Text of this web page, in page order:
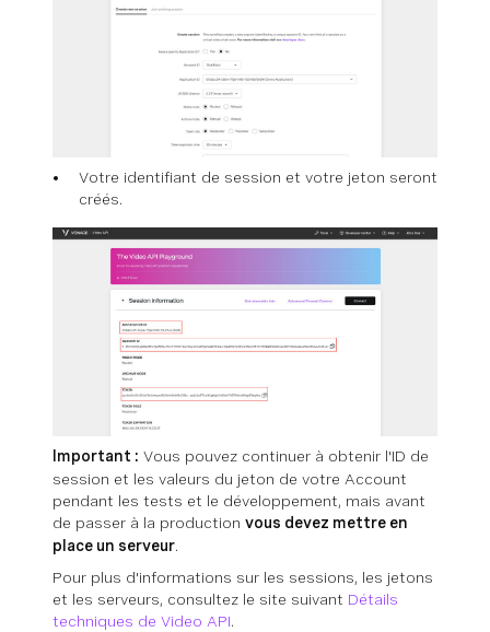
Votre identifiant de session et votre jeton seront
créés.
Important : Vous pouvez continuer à obtenir l'ID de
session et les valeurs du jeton de votre Account
pendant les tests et le développement, mais avant
de passer à la production vous devez mettre en
place un serveur.
Pour plus d'informations sur les sessions, les jetons
et les serveurs, consultez le site suivant Détails
techniques de Video API.